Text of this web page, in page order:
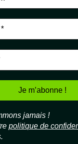
jamais !
politique de